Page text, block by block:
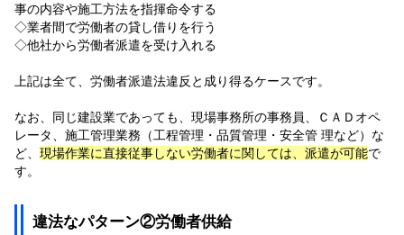
事の内容や施工方法を指揮命令する
◇業者間で労働者の貸し借りを行う
◇他社から労働者派遣を受け入れる
上記は全て、労働者派遣法違反と成り得るケースです。
なお、同じ建設業であっても、現場事務所の事務員、ＣＡＤオペ
レータ、施工管理業務（工程管理・品質管理・安全管 理など）な
ど、 現場作業に直接従事しない労働者に関しては、派遣が可能で
す。
違法なパターン②労働者供給